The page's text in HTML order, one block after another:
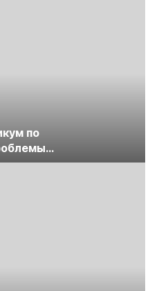
по
экспертизы